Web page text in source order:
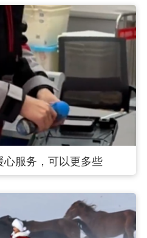
服务，可以更多些